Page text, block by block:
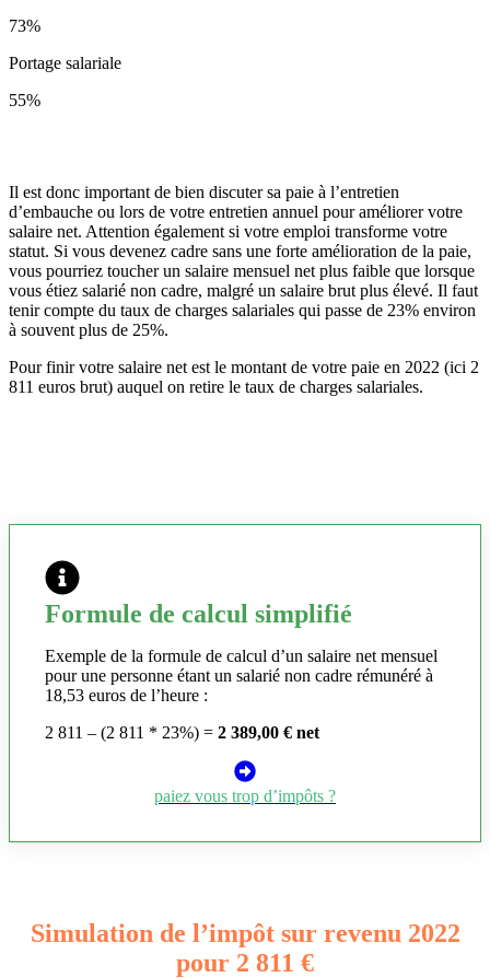
73%
Portage salariale
55%
Il est donc important de bien discuter sa paie à l’entretien
d’embauche ou lors de votre entretien annuel pour améliorer votre
salaire net. Attention également si votre emploi transforme votre
statut. Si vous devenez cadre sans une forte amélioration de la paie,
vous pourriez toucher un salaire mensuel net plus faible que lorsque
vous étiez salarié non cadre, malgré un salaire brut plus élevé. Il faut
tenir compte du taux de charges salariales qui passe de 23% environ
à souvent plus de 25%.
Pour finir votre salaire net est le montant de votre paie en 2022 (ici 2
811 euros brut) auquel on retire le taux de charges salariales.
Formule de calcul simplifié
Exemple de la formule de calcul d’un salaire net mensuel
pour une personne étant un salarié non cadre rémunéré à
18,53 euros de l’heure :
2 811 – (2 811 * 23%) = 2 389,00 € net
paiez vous trop d’impôts ?
Simulation de l’impôt sur revenu 2022
pour 2 811 €